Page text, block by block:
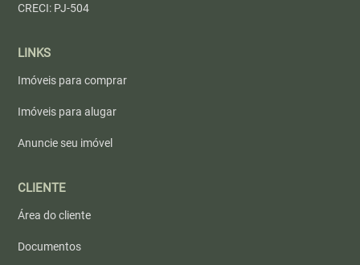
CRECI: PJ-504
LINKS
Imóveis para comprar
Imóveis para alugar
Anuncie seu imóvel
CLIENTE
Área do cliente
Documentos